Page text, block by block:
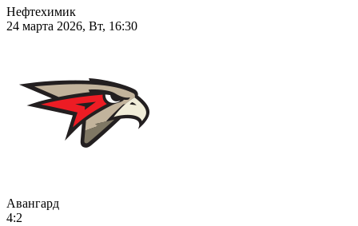
Нефтехимик
24 марта 2026, Вт, 16:30
Авангард
4:2